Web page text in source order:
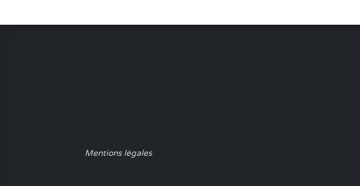
Mentions légales